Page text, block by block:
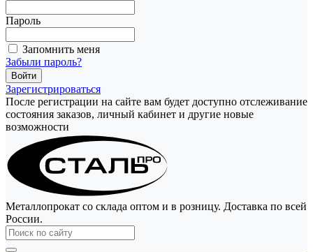
Пароль
Запомнить меня
Забыли пароль?
Зарегистрироваться
После регистрации на сайте вам будет доступно отслеживание
состояния заказов, личный кабинет и другие новые
возможности
Металлопрокат со склада оптом и в розницу. Доставка по всей
России.